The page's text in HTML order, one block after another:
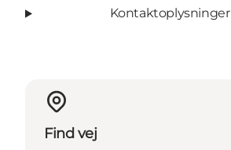
Kontaktoplysninger
Find vej